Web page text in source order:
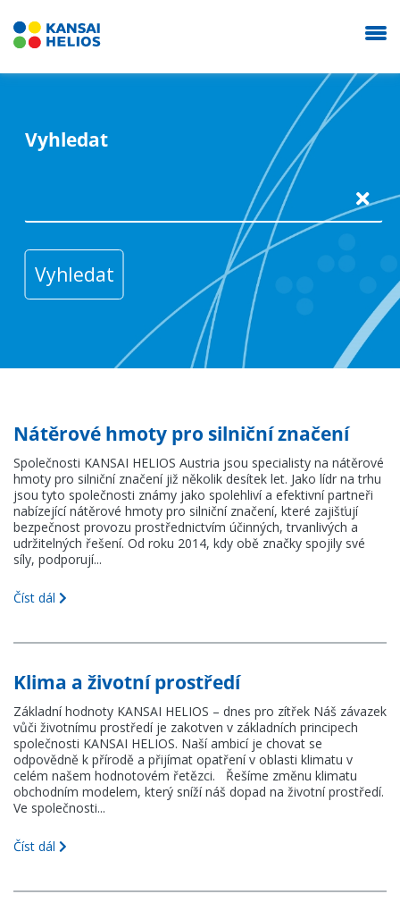
Vyhledat
Nátěrové hmoty pro silniční značení
Společnosti KANSAI HELIOS Austria jsou specialisty na nátěrové
hmoty pro silniční značení již několik desítek let. Jako lídr na trhu
jsou tyto společnosti známy jako spolehliví a efektivní partneři
nabízející nátěrové hmoty pro silniční značení, které zajišťují
bezpečnost provozu prostřednictvím účinných, trvanlivých a
udržitelných řešení. Od roku 2014, kdy obě značky spojily své
síly, podporují...
Číst dál
Klima a životní prostředí
Základní hodnoty KANSAI HELIOS – dnes pro zítřek Náš závazek
vůči životnímu prostředí je zakotven v základních principech
společnosti KANSAI HELIOS. Naší ambicí je chovat se
odpovědně k přírodě a přijímat opatření v oblasti klimatu v
celém našem hodnotovém řetězci. Řešíme změnu klimatu
obchodním modelem, který sníží náš dopad na životní prostředí.
Ve společnosti...
Číst dál
KANSAI HELIOS Czech
Průmyslové nátěry
Autolaky Refinish
Kontakty
KANSAI HELIOS CZ s.r.o.
686 01 Uherské Hradiště
Česká Republika